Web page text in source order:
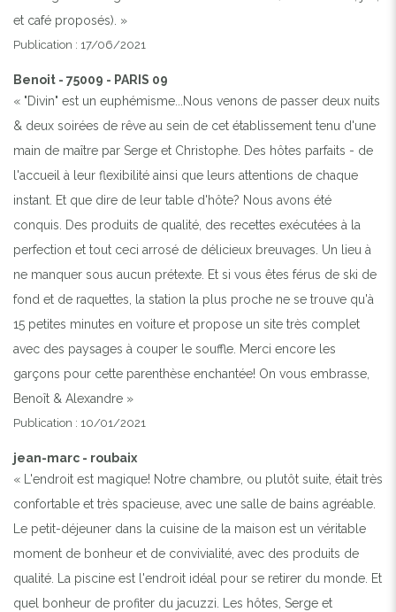
et café proposés). »
Publication : 17/06/2021
Benoit - 75009 - PARIS 09
« "Divin" est un euphémisme...Nous venons de passer deux nuits
& deux soirées de rêve au sein de cet établissement tenu d'une
main de maître par Serge et Christophe. Des hôtes parfaits - de
l'accueil à leur flexibilité ainsi que leurs attentions de chaque
instant. Et que dire de leur table d'hôte? Nous avons été
conquis. Des produits de qualité, des recettes exécutées à la
perfection et tout ceci arrosé de délicieux breuvages. Un lieu à
ne manquer sous aucun prétexte. Et si vous êtes férus de ski de
fond et de raquettes, la station la plus proche ne se trouve qu'à
15 petites minutes en voiture et propose un site très complet
avec des paysages à couper le souffle. Merci encore les
garçons pour cette parenthèse enchantée! On vous embrasse,
Benoît & Alexandre »
Publication : 10/01/2021
jean-marc - roubaix
« L'endroit est magique! Notre chambre, ou plutôt suite, était très
confortable et très spacieuse, avec une salle de bains agréable.
Le petit-déjeuner dans la cuisine de la maison est un véritable
moment de bonheur et de convivialité, avec des produits de
qualité. La piscine est l'endroit idéal pour se retirer du monde. Et
quel bonheur de profiter du jacuzzi. Les hôtes, Serge et